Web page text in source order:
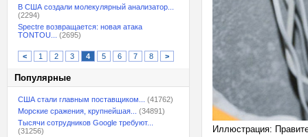
В США создали молекулярный анализатор...
(2294)
Spectre возвращается: новая атака
TONTOU...
(2695)
< 1 2 3 4 5 6 7 8 >
Популярные
США стали главным поставщиком...
(41762)
Морские сражения, крупнейшая...
(34891)
Тысячи сотрудников Google требуют...
(31256)
Иллюстрация: